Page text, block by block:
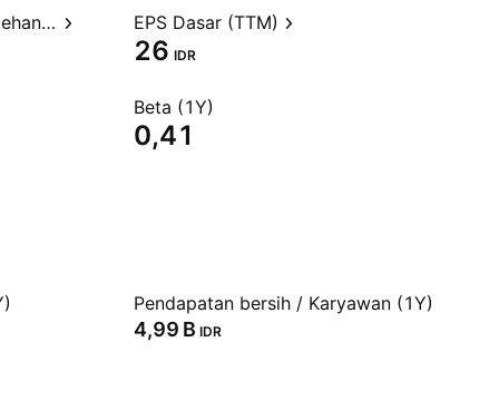
Rasio Harga terhadap Perolehan (TTM) EPS Dasar (TTM)
26 IDR
Beta (1Y)
0,41
Pendapatan bersih / Karyawan (1Y)
‪4,99 B‬ IDR